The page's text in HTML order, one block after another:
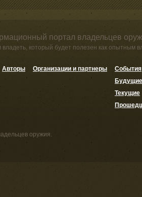
портал владельцев
который будет полезен как опытным
Авторы Организации и партнеры
События
Будущие
Текущие
оружия.